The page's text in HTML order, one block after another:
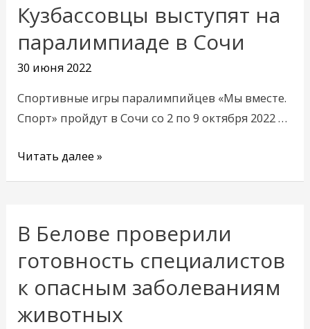
Кузбассовцы выступят на
паралимпиаде в Сочи
30 июня 2022
Спортивные игры паралимпийцев «Мы вместе.
Спорт» пройдут в Сочи со 2 по 9 октября 2022 …
Кузбассовцы
выступят
на
паралимпиаде
в
Сочи
Читать далее »
В Белове проверили
готовность специалистов
к опасным заболеваниям
животных
В
проверили
готовность
специалистов